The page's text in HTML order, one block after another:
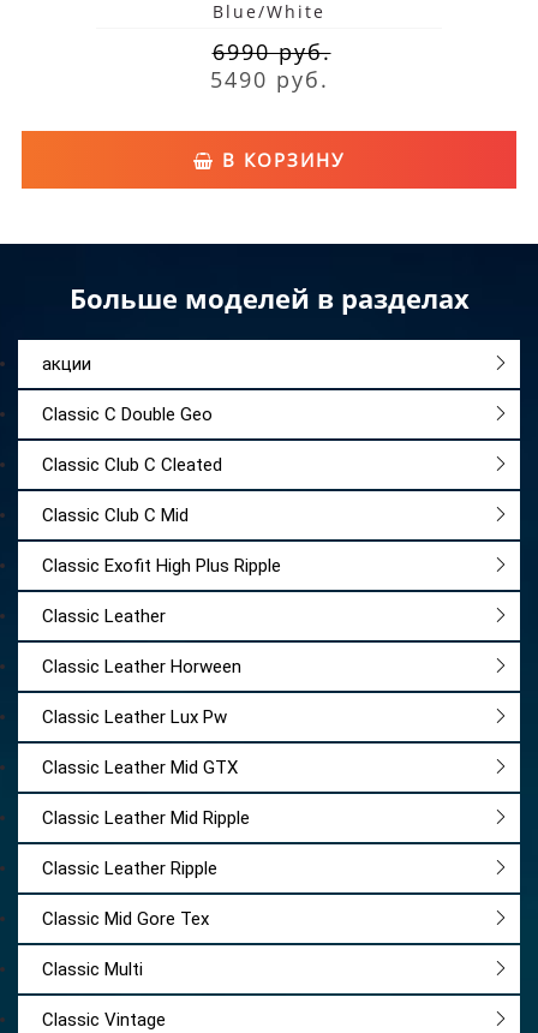
Blue/White
6990 руб.
5490 руб.
В КОРЗИНУ
Больше моделей в разделах
акции
Classic C Double Geo
Classic Club C Cleated
Classic Club C Mid
Classic Exofit High Plus Ripple
Classic Leather
Classic Leather Horween
Classic Leather Lux Pw
Classic Leather Mid GTX
Classic Leather Mid Ripple
Classic Leather Ripple
Classic Mid Gore Tex
Classic Multi
Classic Vintage